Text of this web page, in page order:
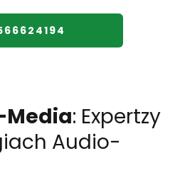
: Expertzy
Audio-